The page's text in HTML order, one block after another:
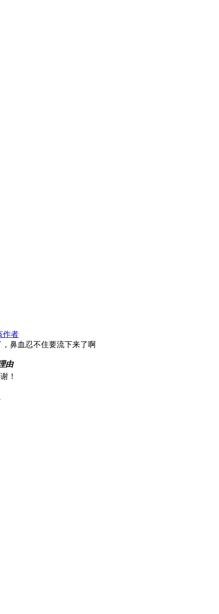
作者
鼻血忍不住要流下来了啊
由
！